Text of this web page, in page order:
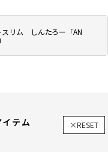
スリム しんたろー「AN
テム ×RESET